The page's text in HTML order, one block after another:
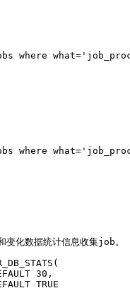
where
where
变化数据统计信息收集job。